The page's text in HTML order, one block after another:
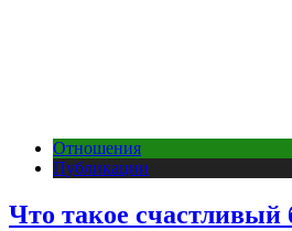
Отношения
Публикации
Что такое счастливый